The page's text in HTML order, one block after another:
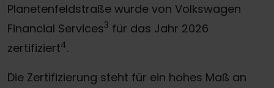
Planetenfeldstraße wurde von Volkswagen
Financial Services3 für das Jahr 2026
zertifiziert4.
Die Zertifizierung steht für ein hohes Maß an